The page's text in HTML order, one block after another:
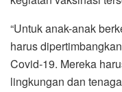
“Untuk anak-anak
harus
Covid-19. Mereka
lingkungan dan